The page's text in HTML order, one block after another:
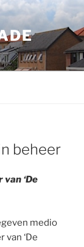
beheer
‘De
medio
‘De